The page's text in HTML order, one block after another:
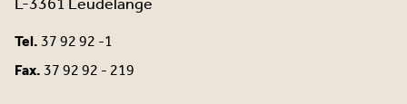
Tel.37 92 92 -1
Fax.37 92 92 - 219